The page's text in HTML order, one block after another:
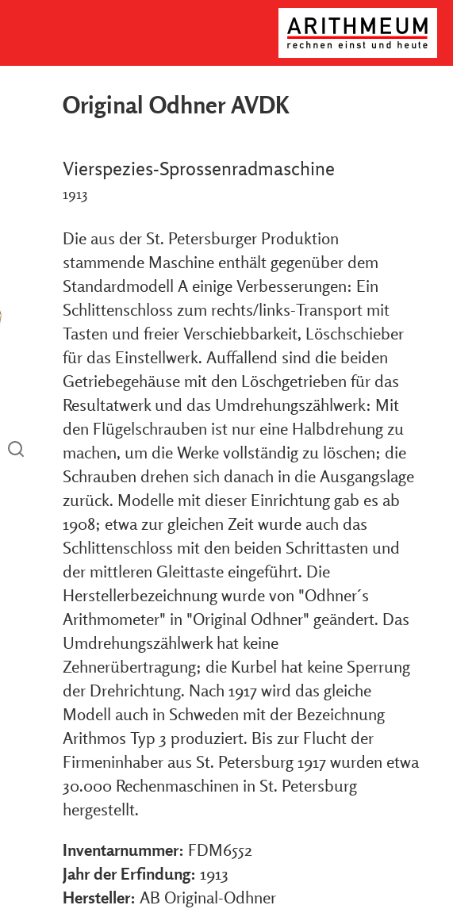
Original Odhner AVDK
Vierspezies-Sprossenradmaschine
1913
Die aus der St. Petersburger Produktion
stammende Maschine enthält gegenüber dem
Standardmodell A einige Verbesserungen: Ein
Schlittenschloss zum rechts/links-Transport mit
Tasten und freier Verschiebbarkeit, Löschschieber
für das Einstellwerk. Auffallend sind die beiden
Getriebegehäuse mit den Löschgetrieben für das
Resultatwerk und das Umdrehungszählwerk: Mit
den Flügelschrauben ist nur eine Halbdrehung zu
machen, um die Werke vollständig zu löschen; die
Schrauben drehen sich danach in die Ausgangslage
zurück. Modelle mit dieser Einrichtung gab es ab
1908; etwa zur gleichen Zeit wurde auch das
Schlittenschloss mit den beiden Schrittasten und
der mittleren Gleittaste eingeführt. Die
Herstellerbezeichnung wurde von "Odhner´s
Arithmometer" in "Original Odhner" geändert. Das
Umdrehungszählwerk hat keine
Zehnerübertragung; die Kurbel hat keine Sperrung
der Drehrichtung. Nach 1917 wird das gleiche
Modell auch in Schweden mit der Bezeichnung
Arithmos Typ 3 produziert. Bis zur Flucht der
Firmeninhaber aus St. Petersburg 1917 wurden etwa
30.000 Rechenmaschinen in St. Petersburg
hergestellt.
Inventarnummer: FDM6552
Jahr der Erfindung: 1913
Hersteller: AB Original-Odhner